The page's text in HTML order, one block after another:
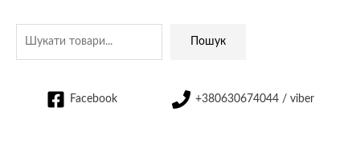
Пошук
Facebook +380630674044 / viber